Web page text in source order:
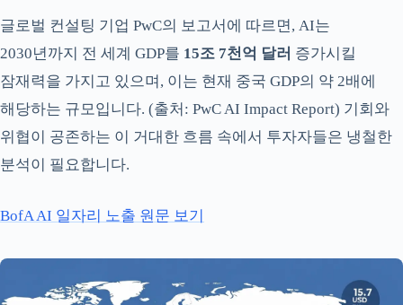
글로벌 컨설팅 기업 PwC의 보고서에 따르면, AI는
2030년까지 전 세계 GDP를 15조 7천억 달러 증가시킬
잠재력을 가지고 있으며, 이는 현재 중국 GDP의 약 2배에
해당하는 규모입니다. (출처: PwC AI Impact Report) 기회와
위협이 공존하는 이 거대한 흐름 속에서 투자자들은 냉철한
분석이 필요합니다.
BofA AI 일자리 노출 원문 보기